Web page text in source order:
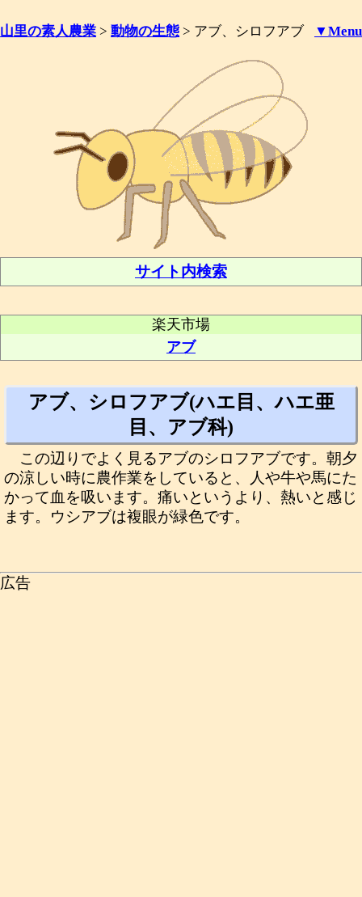
山里の素人農業 > 動物の生態 > アブ、シロフアブ ▼Menu
サイト内検索
楽天市場
アブ
アブ、シロフアブ(ハエ目、ハエ亜
目、アブ科)
この辺りでよく見るアブのシロフアブです。朝夕
の涼しい時に農作業をしていると、人や牛や馬にた
かって血を吸います。痛いというより、熱いと感じ
ます。ウシアブは複眼が緑色です。
広告